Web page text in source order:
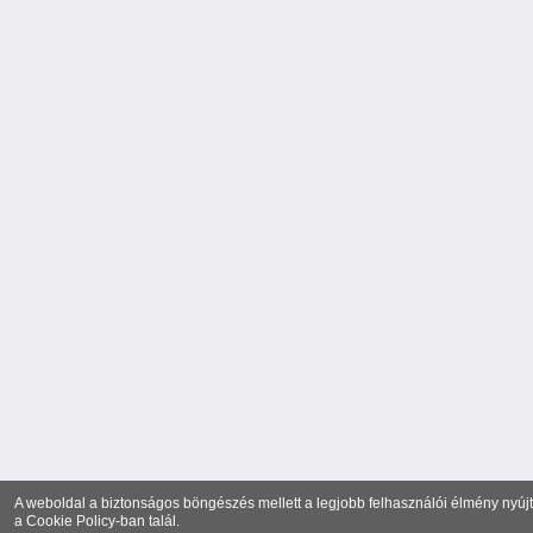
A weboldal a biztonságos böngészés mellett a legjobb felhasználói élmény
a Cookie Policy-ban talál.